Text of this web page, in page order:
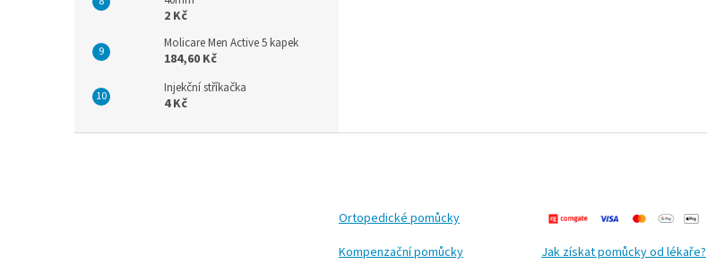
2 Kč
Molicare Men Active 5 kapek
184,60 Kč
Injekční stříkačka
4 Kč
Ortopedické pomůcky
Kompenzační pomůcky
Jak získat pomůcky od lékaře?